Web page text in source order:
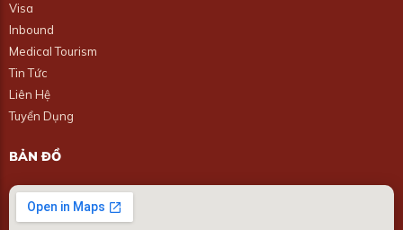
Visa
Inbound
Medical Tourism
Tin Tức
Liên Hệ
Tuyển Dụng
BẢN ĐỒ